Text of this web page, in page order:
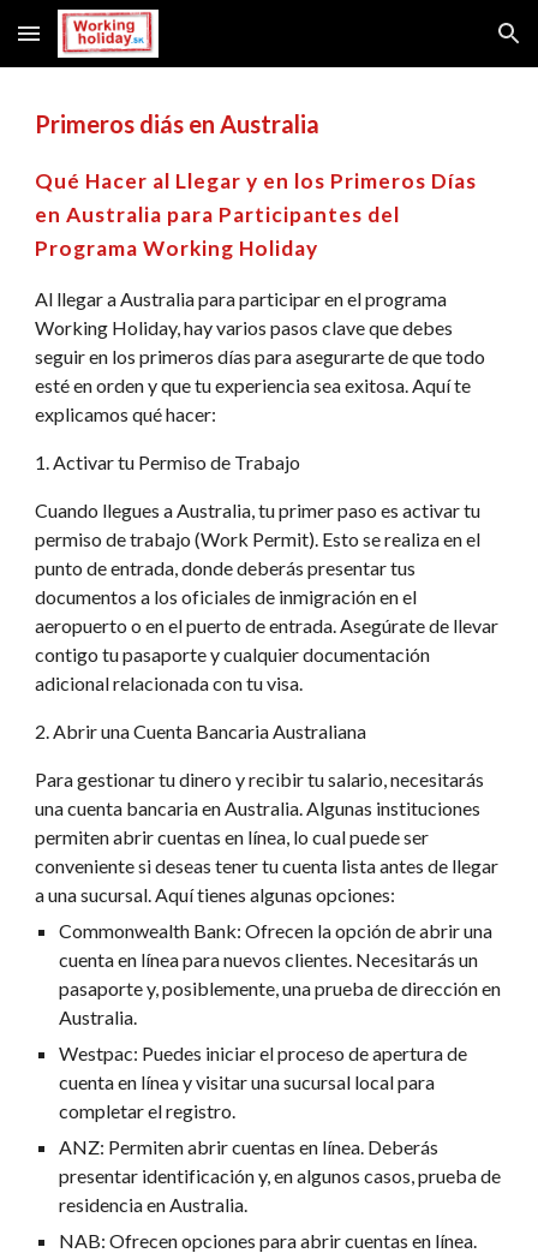
Skip to main content Skip to navigation
Primeros diás en Australia
Qué Hacer al Llegar y en los Primeros Días
en Australia para Participantes del
Programa Working Holiday
Al llegar a Australia para participar en el programa
Working Holiday, hay varios pasos clave que debes
seguir en los primeros días para asegurarte de que todo
esté en orden y que tu experiencia sea exitosa. Aquí te
explicamos qué hacer:
1. Activar tu Permiso de Trabajo
Cuando llegues a Australia, tu primer paso es activar tu
permiso de trabajo (Work Permit). Esto se realiza en el
punto de entrada, donde deberás presentar tus
documentos a los oficiales de inmigración en el
aeropuerto o en el puerto de entrada. Asegúrate de llevar
contigo tu pasaporte y cualquier documentación
adicional relacionada con tu visa.
2. Abrir una Cuenta Bancaria Australiana
Para gestionar tu dinero y recibir tu salario, necesitarás
una cuenta bancaria en Australia. Algunas instituciones
permiten abrir cuentas en línea, lo cual puede ser
conveniente si deseas tener tu cuenta lista antes de llegar
a una sucursal. Aquí tienes algunas opciones:
Commonwealth Bank: Ofrecen la opción de abrir una
cuenta en línea para nuevos clientes. Necesitarás un
pasaporte y, posiblemente, una prueba de dirección en
Australia.
Westpac: Puedes iniciar el proceso de apertura de
cuenta en línea y visitar una sucursal local para
completar el registro.
ANZ: Permiten abrir cuentas en línea. Deberás
presentar identificación y, en algunos casos, prueba de
residencia en Australia.
NAB: Ofrecen opciones para abrir cuentas en línea.